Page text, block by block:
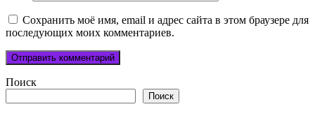
Сохранить моё имя, email и адрес сайта в этом браузере для
последующих моих комментариев.
Поиск
Поиск